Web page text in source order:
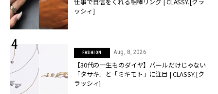
ッシィ]
FASHION Aug, 8, 2026
【30代の一生ものダイヤ】パールだけじゃない
「タサキ」と「ミキモト」に注目 | CLASSY.[ク
ラッシィ]